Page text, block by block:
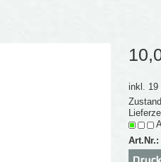
inkl.